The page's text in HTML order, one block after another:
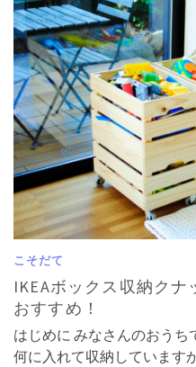
こそだて
IKEAボックス収納ク
おすすめ！
はじめに みなさんのおう
何に入れて収納しています